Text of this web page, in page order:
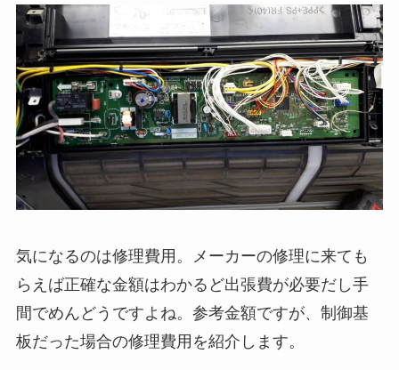
気になるのは修理費用。メーカーの修理に来ても
らえば正確な金額はわかるど出張費が必要だし手
間でめんどうですよね。参考金額ですが、制御基
板だった場合の修理費用を紹介します。